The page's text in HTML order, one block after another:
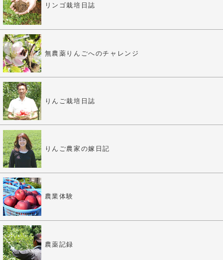
リンゴ栽培日誌
無農薬りんごへのチャレンジ
りんご栽培日誌
りんご農家の嫁日記
農業体験
農薬記録